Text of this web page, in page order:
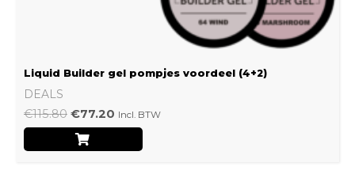
Liquid Builder gel pompjes voordeel (4+2)
DEALS
€115.80 €77.20 Incl. BTW